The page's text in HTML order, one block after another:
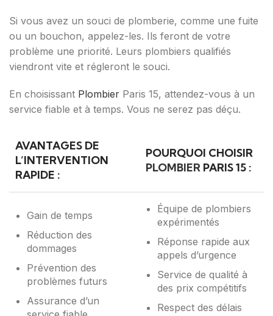
Si vous avez un souci de plomberie, comme une fuite
ou un bouchon, appelez-les. Ils feront de votre
problème une priorité. Leurs plombiers qualifiés
viendront vite et régleront le souci.
En choisissant Plombier Paris 15, attendez-vous à un
service fiable et à temps. Vous ne serez pas déçu.
AVANTAGES DE
L’INTERVENTION
RAPIDE :
POURQUOI CHOISIR
PLOMBIER PARIS 15 :
Gain de temps
Réduction des
dommages
Prévention des
problèmes futurs
Assurance d’un
Équipe de plombiers
expérimentés
Réponse rapide aux
appels d’urgence
Service de qualité à
des prix compétitifs
Respect des délais